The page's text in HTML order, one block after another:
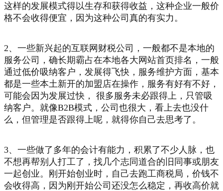
这样的发展模式得以生存和获得收益，这种企业一般价
格不会收得便宜，因为这种公司真的有实力。
2、一些新兴起的互联网财税公司，一般都不是本地的
服务公司，确长期霸占在本地各大网站首页排名，一般
通过低价吸纳客户，发展得飞快，服务维护方面，基本
都是一些本土新开的加盟店在操作，服务有好有不好，
可能会因为发展过快， 很多服务未必跟得上，只管吸
纳客户。就像B2B模式，公司也很大，看上去也没什
么，但管理是否跟得上呢，就得你自己去思考了。
3、一些做了多年的会计有能力，积累了不少人脉，也
不想再帮别人打工了，找几个志同道合的旧同事或朋友
一起创业。刚开始创业时，自己去跑工商税局，价钱不
会收得高，因为刚开始公司还没怎么稳定，再收高价就